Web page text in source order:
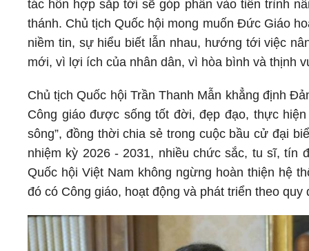
tác hỗn hợp sắp tới sẽ góp phần vào tiến trình
thánh. Chủ tịch Quốc hội mong muốn Đức Giáo
niềm tin, sự hiểu biết lẫn nhau, hướng tới việc
mới, vì lợi ích của nhân dân, vì hòa bình và thịnh
Chủ tịch Quốc hội Trần Thanh Mẫn khẳng định
Công giáo được sống tốt đời, đẹp đạo, thực
sông”, đồng thời chia sẻ trong cuộc bầu cử đại
nhiệm kỳ 2026 - 2031, nhiều chức sắc, tu sĩ, tín
Quốc hội Việt Nam không ngừng hoàn thiện hệ
đó có Công giáo, hoạt động và phát triển theo